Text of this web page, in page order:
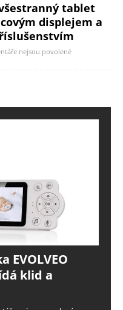
tablet
displejem a
nejsou povolené
EVOLVEO
klid a